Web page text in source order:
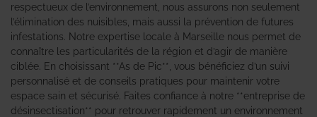
respectueux de l’environnement, nous assurons non seulement
l’élimination des nuisibles, mais aussi la prévention de futures
infestations. Notre expertise locale à Marseille nous permet de
connaître les particularités de la région et d’agir de manière
ciblée. En choisissant **As de Pic**, vous bénéficiez d’un suivi
personnalisé et de conseils pratiques pour maintenir votre
espace sain et sécurisé. Faites confiance à notre **entreprise de
désinsectisation** pour retrouver rapidement un environnement